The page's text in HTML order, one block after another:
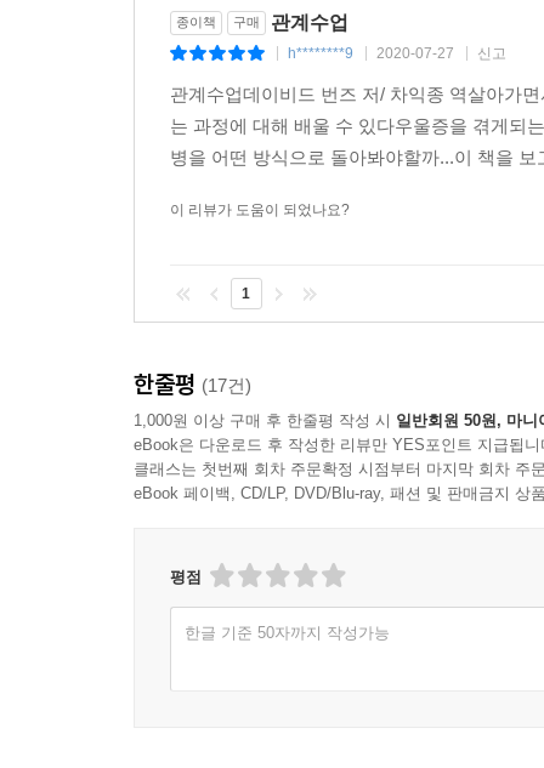
Wendy(Audible.com 독자)
-인간관계를 다룬 책으로 위장한 철학서다. 사람
종이책 구매 관계수업
h********9 2020-07-27 신고
관계수업데이비드 번즈 저/ 차익종 역살아가
는 과정에 대해 배울 수 있다우울증을 겪게되
병을 어떤 방식으로 돌아봐야할까...이 책을
이 리뷰가 도움이 되었나요?
1
한줄평 (17건)
1,000원 이상 구매 후 한줄평 작성 시 일반회원 50원, 마니
eBook은 다운로드 후 작성한 리뷰만 YES포인트 지급됩니
클래스는 첫번째 회차 주문확정 시점부터 마지막 회차 주
eBook 페이백, CD/LP, DVD/Blu-ray, 패션 및 판매금지 상
평점
한글 기준 50자까지 작성가능